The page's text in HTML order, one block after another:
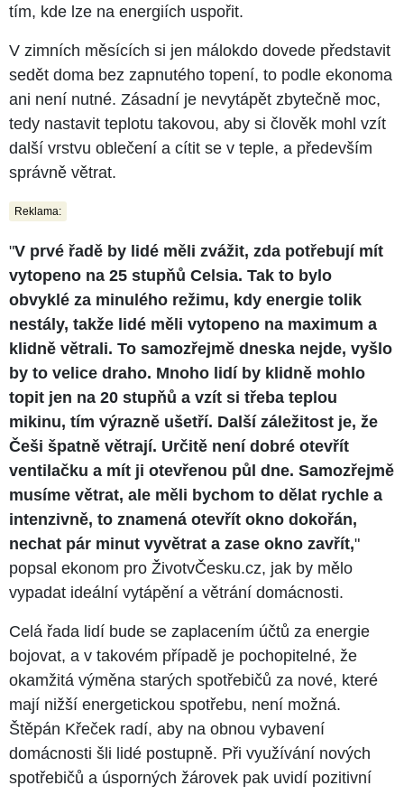
tím, kde lze na energiích uspořit.
V zimních měsících si jen málokdo dovede představit
sedět doma bez zapnutého topení, to podle ekonoma
ani není nutné. Zásadní je nevytápět zbytečně moc,
tedy nastavit teplotu takovou, aby si člověk mohl vzít
další vrstvu oblečení a cítit se v teple, a především
správně větrat.
Reklama:
"V prvé řadě by lidé měli zvážit, zda potřebují mít
vytopeno na 25 stupňů Celsia. Tak to bylo
obvyklé za minulého režimu, kdy energie tolik
nestály, takže lidé měli vytopeno na maximum a
klidně větrali. To samozřejmě dneska nejde, vyšlo
by to velice draho. Mnoho lidí by klidně mohlo
topit jen na 20 stupňů a vzít si třeba teplou
mikinu, tím výrazně ušetří. Další záležitost je, že
Češi špatně větrají. Určitě není dobré otevřít
ventilačku a mít ji otevřenou půl dne. Samozřejmě
musíme větrat, ale měli bychom to dělat rychle a
intenzivně, to znamená otevřít okno dokořán,
nechat pár minut vyvětrat a zase okno zavřít,"
popsal ekonom pro ŽivotvČesku.cz, jak by mělo
vypadat ideální vytápění a větrání domácnosti.
Celá řada lidí bude se zaplacením účtů za energie
bojovat, a v takovém případě je pochopitelné, že
okamžitá výměna starých spotřebičů za nové, které
mají nižší energetickou spotřebu, není možná.
Štěpán Křeček radí, aby na obnou vybavení
domácnosti šli lidé postupně. Při využívání nových
spotřebičů a úsporných žárovek pak uvidí pozitivní